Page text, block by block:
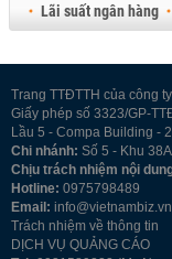
Lãi suất ngân hàng
Trang TTĐTTH của công
Giấy phép số 3323/GP-
Lầu 5 - Compa Building -
Chi nhánh: Số 5 - Khu
Chịu trách nhiệm nội
Hotline: 0975798489
Email: info@vietnambiz.vn
Trách nhiệm về thông tin
DỊCH VỤ QUẢNG CÁO